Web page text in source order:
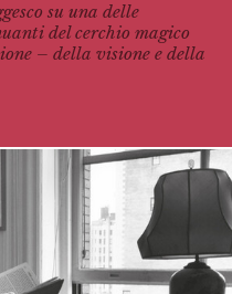
su una delle
del cerchio magico
– della visione e della